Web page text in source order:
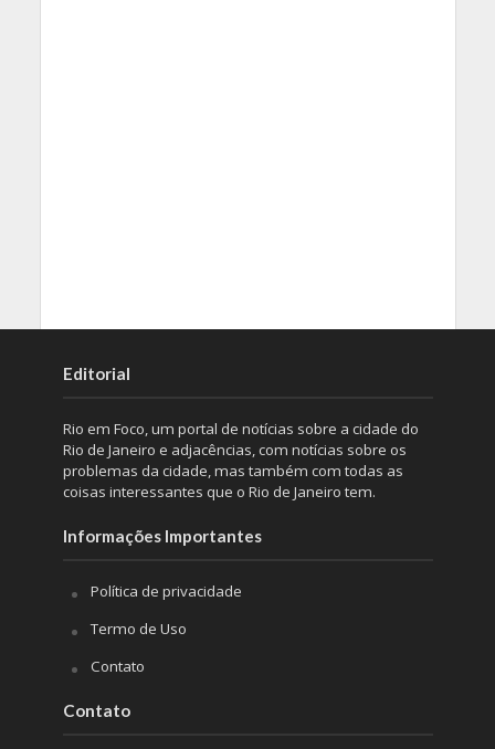
Editorial
Rio em Foco, um portal de notícias sobre a cidade do
Rio de Janeiro e adjacências, com notícias sobre os
problemas da cidade, mas também com todas as
coisas interessantes que o Rio de Janeiro tem.
Informações Importantes
Política de privacidade
Termo de Uso
Contato
Contato